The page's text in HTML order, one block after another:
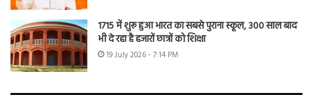
1715 में शुरू हुआ भारत का सबसे पुराना स्कूल, 300 साल बाद
भी दे रहा है हजारों छात्रों को शिक्षा
19 July 2026 - 7:14 PM